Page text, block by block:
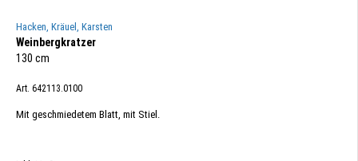
Hacken, Kräuel, Karsten
Weinbergkratzer
130 cm
Art. 642113.0100
Mit geschmiedetem Blatt, mit Stiel.